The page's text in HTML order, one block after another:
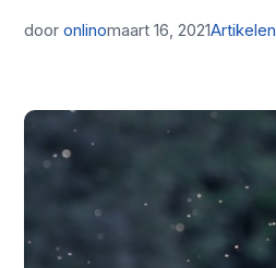
door onlinomaart 16, 2021Artikelen